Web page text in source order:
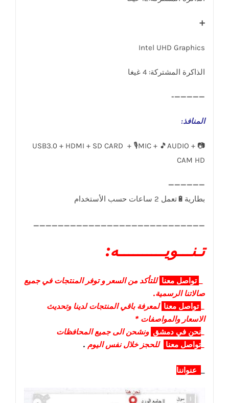
➕
Intel UHD Graphics
الذاكرة المشتركة: 4 غيغا
—————-
المنافذ:
USB3.0 + HDMI + SD CARD + 🎙️MIC + 🎵AUDIO + 📷
CAM HD
____________________________
تـنـــويــــــــــه:
تواصل معنا للتأكد من السعر و توفر المنتجات في جميع
صالاتنا الرسمية.
تواصل معنا لمعرفة باقي المنتجات لدينا وتحديث
الاسعار والمواصفات *
نحن في دمشق ونشحن الى جميع المحافظات
تواصل معنا للحجز خلال نفس اليوم .
عنواننا